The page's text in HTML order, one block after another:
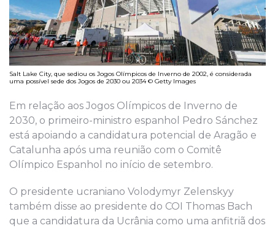
Salt Lake City, que sediou os Jogos Olímpicos de Inverno de 2002, é considerada
uma possível sede dos Jogos de 2030 ou 2034 © Getty Images
Em relação aos Jogos Olímpicos de Inverno de
2030, o primeiro-ministro espanhol Pedro Sánchez
está apoiando a candidatura potencial de Aragão e
Catalunha após uma reunião com o Comitê
Olímpico Espanhol no início de setembro.
O presidente ucraniano Volodymyr Zelenskyy
também disse ao presidente do COI Thomas Bach
que a candidatura da Ucrânia como uma anfitriã dos